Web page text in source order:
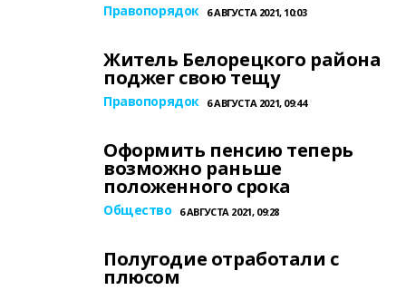
Правопорядок 6 АВГУСТА 2021, 10:03
Житель Белорецкого района
поджег свою тещу
Правопорядок 6 АВГУСТА 2021, 09:44
Оформить пенсию теперь
возможно раньше
положенного срока
Общество 6 АВГУСТА 2021, 09:28
Полугодие отработали с
плюсом